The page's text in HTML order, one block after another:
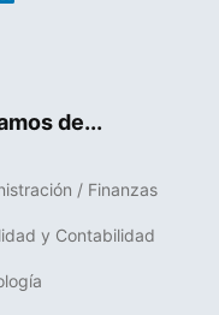
de...
/ Finanzas
y Contabilidad